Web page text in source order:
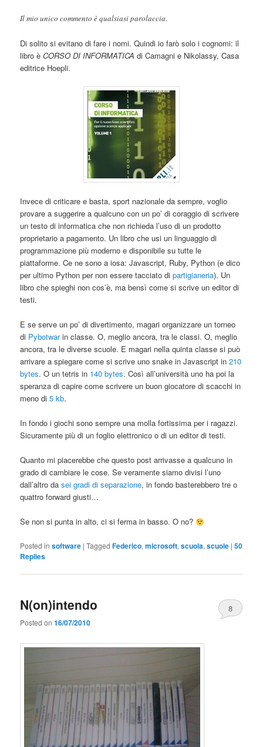
Il mio unico commento è qualsiasi parolaccia.
Di solito si evitano di fare i nomi. Quindi io farò solo i cognomi: il
libro èCORSO DI INFORMATICA di Camagni e Nikolassy, Casa
editrice Hoepli.
Invece di criticare e basta, sport nazionale da sempre, voglio
provare a suggerire a qualcuno con un po’ di coraggio di scrivere
un testo di informatica che non richieda l’uso di un prodotto
proprietario a pagamento. Un libro che usi un linguaggio di
programmazione più moderno e disponibile su tutte le
piattaforme. Ce ne sono a iosa: Javascript, Ruby, Python (e dico
per ultimo Python per non essere tacciato dipartigianeria). Un
libro che spieghi non cos’è, ma bensì come si scrive un editor di
testi.
E se serve un po’ di divertimento, magari organizzare un torneo
di Pybotwarin classe. O, meglio ancora, tra le classi. O, meglio
ancora, tra le diverse scuole. E magari nella quinta classe si può
arrivare a spiegare come si scrive uno snake in Javascript in210
bytes. O un tetris in 140 bytes. Così all’università uno ha poi la
speranza di capire come scrivere un buon giocatore di scacchi in
meno di5 kb.
In fondo i giochi sono sempre una molla fortissima per i ragazzi.
Sicuramente più di un foglio elettronico o di un editor di testi.
Quanto mi piacerebbe che questo post arrivasse a qualcuno in
grado di cambiare le cose. Se veramente siamo divisi l’uno
dall’altro dasei gradi di separazione, in fondo basterebbero tre o
quattro forward giusti…
Se non si punta in alto, ci si ferma in basso. O no?
Posted in software |Tagged Federico,microsoft,scuola,scuole |50
Replies
N(on)intendo
Posted on16/07/2010
8